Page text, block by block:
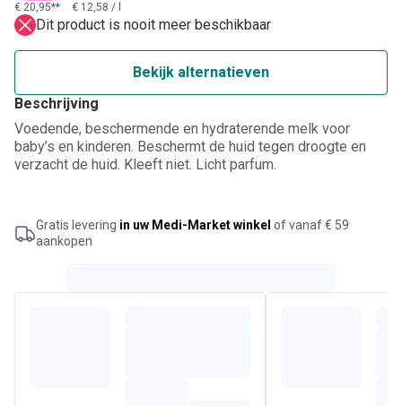
€ 20,95** € 12,58 /
Dit product is nooit meer beschikbaar
Bekijk alternatieven
Beschrijving
Voedende, beschermende en hydraterende melk voor
baby’s en kinderen. Beschermt de huid tegen droogte en
verzacht de huid. Kleeft niet. Licht parfum.
Gratis levering in uw Medi-Market winkel of vanaf € 59
aankopen